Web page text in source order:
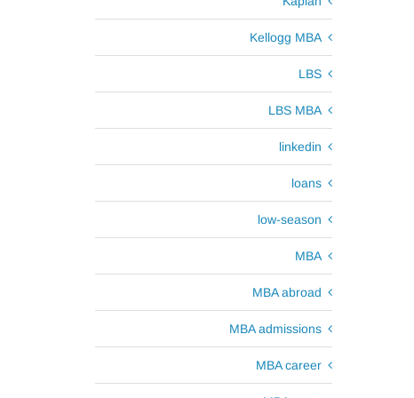
Kellogg MBA
LBS
LBS MBA
linkedin
loans
low-season
MBA
MBA abroad
MBA admissions
MBA career